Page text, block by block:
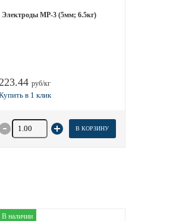
Электроды МР-3 (5мм; 6.5кг)
руб/кг
Количество товара В КОРЗИНУ
В наличии